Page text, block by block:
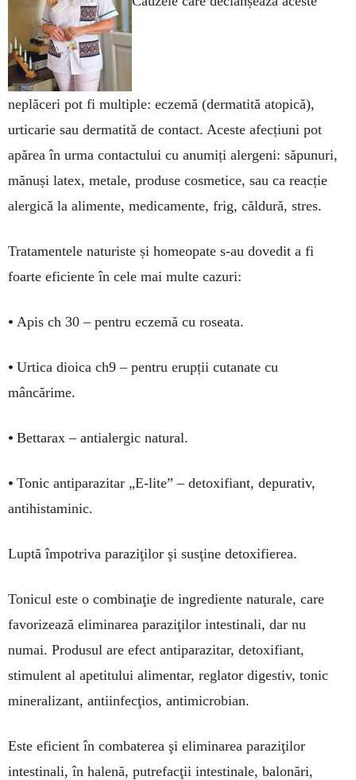
neplăceri pot fi multiple: eczemă (dermatită atopică),
urticarie sau dermatită de contact. Aceste afecțiuni pot
apărea în urma contactului cu anumiți alergeni: săpunuri,
mănuși latex, metale, produse cosmetice, sau ca reacție
alergică la alimente, medicamente, frig, căldură, stres.
Tratamentele naturiste și homeopate s-au dovedit a fi
foarte eficiente în cele mai multe cazuri:
• Apis ch 30 – pentru eczemă cu roseata.
• Urtica dioica ch9 – pentru erupții cutanate cu
mâncărime.
• Bettarax – antialergic natural.
• Tonic antiparazitar „E-lite” – detoxifiant, depurativ,
antihistaminic.
Luptă împotriva paraziţilor şi susţine detoxifierea.
Tonicul este o combinaţie de ingrediente naturale, care
favorizează eliminarea paraziţilor intestinali, dar nu
numai. Produsul are efect antiparazitar, detoxifiant,
stimulent al apetitului alimentar, reglator digestiv, tonic
mineralizant, antiinfecţios, antimicrobian.
Este eficient în combaterea şi eliminarea para­ziţilor
intestinali, în halenă, putrefacţii intestinale, balonări,